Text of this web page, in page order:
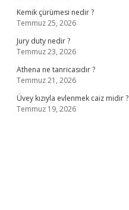
Kemik çürümesi nedir ?
Temmuz 25, 2026
Jury duty nedir ?
Temmuz 23, 2026
Athena ne tanricasıdır ?
Temmuz 21, 2026
Üvey kızıyla evlenmek caiz midir ?
Temmuz 19, 2026